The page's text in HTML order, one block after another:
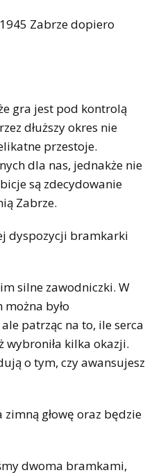
Zabrze dopiero
gra jest pod kontrolą
dłuższy okres nie
przestoje.
dla nas, jednakże nie
są zdecydowanie
Zabrze.
dyspozycji bramkarki
silne zawodniczki. W
było
patrząc na to, ile serca
wybroniła kilka okazji.
o tym, czy awansujesz
głowę oraz będzie
dwoma bramkami,